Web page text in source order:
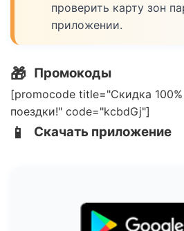
проверить карту зон
приложении.
🎁 Промокоды
[promocode title="Скидка
поездки!" code="kcbdGj"]
📱 Скачать приложение